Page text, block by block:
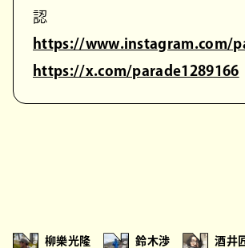
認
https://www.instagram.com/
https://x.com/parade1289166
柳樂光隆 鈴木渉 酒井